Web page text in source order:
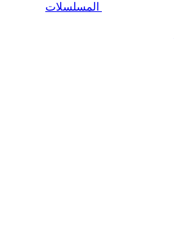
المسلسلات